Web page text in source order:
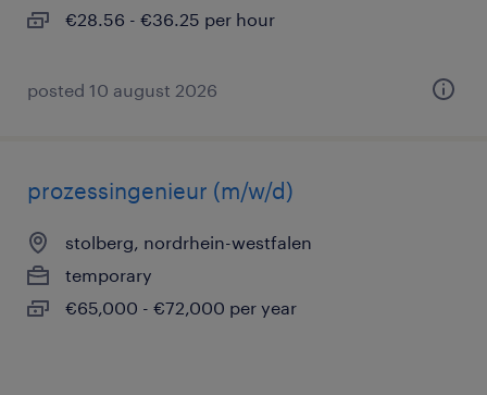
€28.56 - €36.25 per hour
posted 10 august 2026
prozessingenieur (m/w/d)
stolberg, nordrhein-westfalen
temporary
€65,000 - €72,000 per year